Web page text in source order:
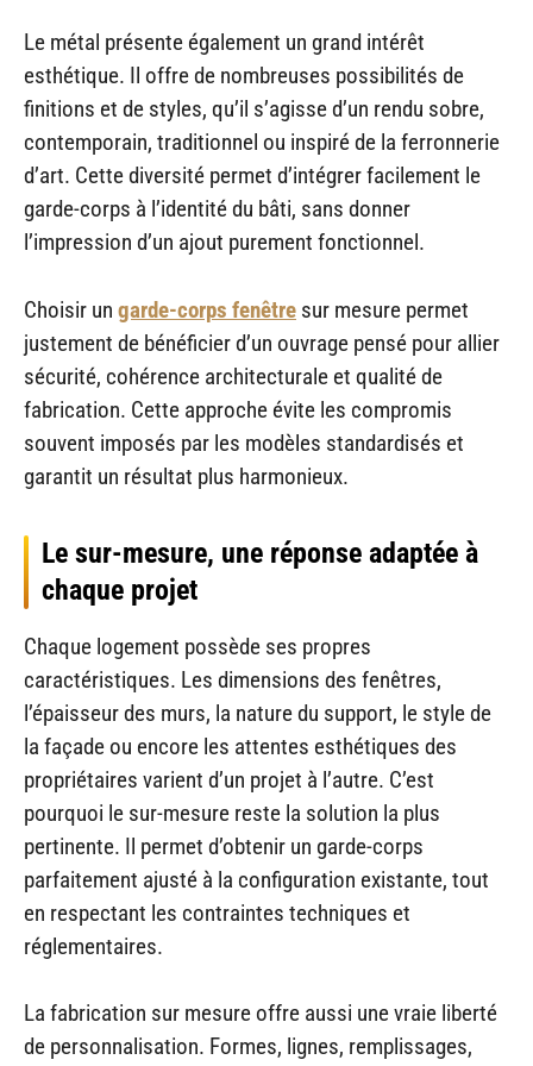
Le métal présente également un grand intérêt
esthétique. Il offre de nombreuses possibilités de
finitions et de styles, qu’il s’agisse d’un rendu sobre,
contemporain, traditionnel ou inspiré de la ferronnerie
d’art. Cette diversité permet d’intégrer facilement le
garde-corps à l’identité du bâti, sans donner
l’impression d’un ajout purement fonctionnel.
Choisir un garde-corps fenêtre sur mesure permet
justement de bénéficier d’un ouvrage pensé pour allier
sécurité, cohérence architecturale et qualité de
fabrication. Cette approche évite les compromis
souvent imposés par les modèles standardisés et
garantit un résultat plus harmonieux.
Le sur-mesure, une réponse adaptée à
chaque projet
Chaque logement possède ses propres
caractéristiques. Les dimensions des fenêtres,
l’épaisseur des murs, la nature du support, le style de
la façade ou encore les attentes esthétiques des
propriétaires varient d’un projet à l’autre. C’est
pourquoi le sur-mesure reste la solution la plus
pertinente. Il permet d’obtenir un garde-corps
parfaitement ajusté à la configuration existante, tout
en respectant les contraintes techniques et
réglementaires.
La fabrication sur mesure offre aussi une vraie liberté
de personnalisation. Formes, lignes, remplissages,